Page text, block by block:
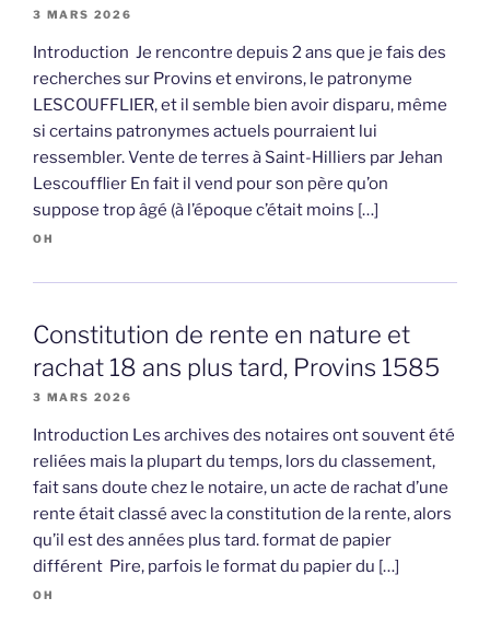
3 MARS 2026
Introduction Je rencontre depuis 2 ans que je fais des
recherches sur Provins et environs, le patronyme
LESCOUFFLIER, et il semble bien avoir disparu, même
si certains patronymes actuels pourraient lui
ressembler. Vente de terres à Saint-Hilliers par Jehan
Lescoufflier En fait il vend pour son père qu’on
suppose trop âgé (à l’époque c’était moins […]
OH
Constitution de rente en nature et
rachat 18 ans plus tard, Provins 1585
3 MARS 2026
Introduction Les archives des notaires ont souvent été
reliées mais la plupart du temps, lors du classement,
fait sans doute chez le notaire, un acte de rachat d’une
rente était classé avec la constitution de la rente, alors
qu’il est des années plus tard. format de papier
différent Pire, parfois le format du papier du […]
OH